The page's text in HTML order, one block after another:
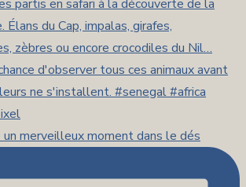
un merveilleux moment dans le dés